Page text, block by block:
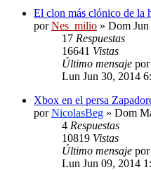
El clon más clónico de
porNes_milio » Dom
17 Respuestas
16641 Vistas
Último mensaje por
Lun Jun 30, 2014
Xbox en el persa
porNicolasBeg » Dom
4 Respuestas
10819 Vistas
Último mensaje por
Lun Jun 09, 2014